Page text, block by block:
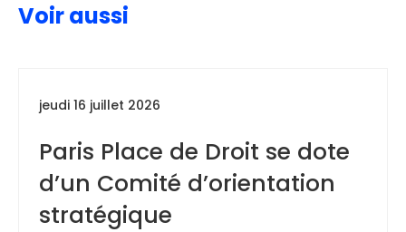
Voir aussi
jeudi 16 juillet 2026
Paris Place de Droit se dote
d’un Comité d’orientation
stratégique